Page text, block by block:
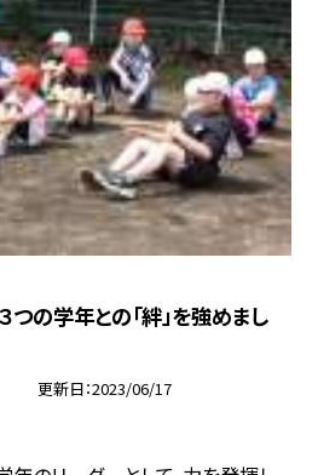
つの学年との「絆」を強めまし
更新日 2023/06/17